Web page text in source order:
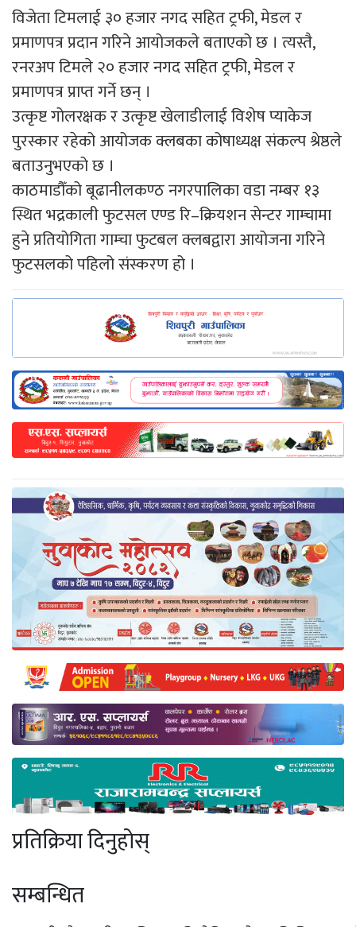
विजेता टिमलाई ३० हजार नगद सहित ट्रफी, मेडल र
प्रमाणपत्र प्रदान गरिने आयोजकले बताएको छ । त्यस्तै,
रनरअप टिमले २० हजार नगद सहित ट्रफी, मेडल र
प्रमाणपत्र प्राप्त गर्ने छन् ।
उत्कृष्ट गोलरक्षक र उत्कृष्ट खेलाडीलाई विशेष प्याकेज
पुरस्कार रहेको आयोजक क्लबका कोषाध्यक्ष संकल्प श्रेष्ठले
बताउनुभएको छ ।
काठमाडौँको बूढानीलकण्ठ नगरपालिका वडा नम्बर १३
स्थित भद्रकाली फुटसल एण्ड रि–क्रियशन सेन्टर गाम्चामा
हुने प्रतियोगिता गाम्चा फुटबल क्लबद्वारा आयोजना गरिने
फुटसलको पहिलो संस्करण हो ।
प्रतिक्रिया दिनुहोस्
सम्बन्धित